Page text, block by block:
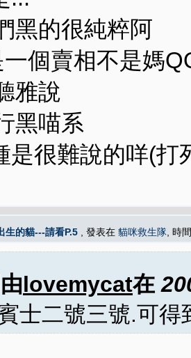
黑的很純粹阿
個賣相不是媽
雅說
黑喵系
是很難說的咩(打
生的貓---請看P.5 , 發表在 貓咪救生隊 , 時
lovemycat在
士二號三號.可